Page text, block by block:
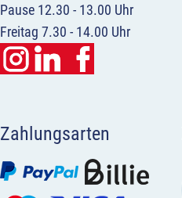
Pause 12.30 - 13.00 Uhr
Freitag 7.30 - 14.00 Uhr
Zahlungsarten